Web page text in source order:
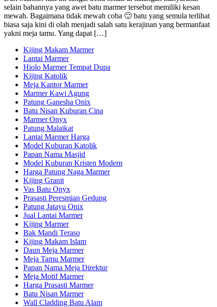
selain bahannya yang awet batu marmer tersebut memiliki kesan
mewah. Bagaimana tidak mewah coba 🙂 batu yang semula terlihat
biasa saja kini di olah menjadi salah satu kerajinan yang bermanfaat
yakni meja tamu. Yang dapat […]
Kijing Makam Marmer
Lantai Marmer
Hiolo Marmer Tempat Dupa
Kijing Katolik
Meja Kantor Marmer
Marmer Kawi Agung
Patung Ganesha Onix
Batu Nisan Kuburan Cina
Marmer Onyx
Patung Malaikat
Lantai Marmer Harga
Model Kuburan Katolik
Papan Nama Masjid
Model Kuburan Kristen Modern
Harga Patung Naga Marmer
Kijing Granit
Vas Batu Onyx
Prasasti Peresmian Gedung
Patung Jatayu Onix
Jual Lantai Marmer
Kijing Marmer
Bak Mandi Teraso
Kijing Makam Islam
Daun Meja Marmer
Meja Tamu Marmer
Papan Nama Meja Direktur
Meja Motif Marmer
Harga Prasasti Marmer
Batu Nisan Marmer
Wall Cladding Batu Alam